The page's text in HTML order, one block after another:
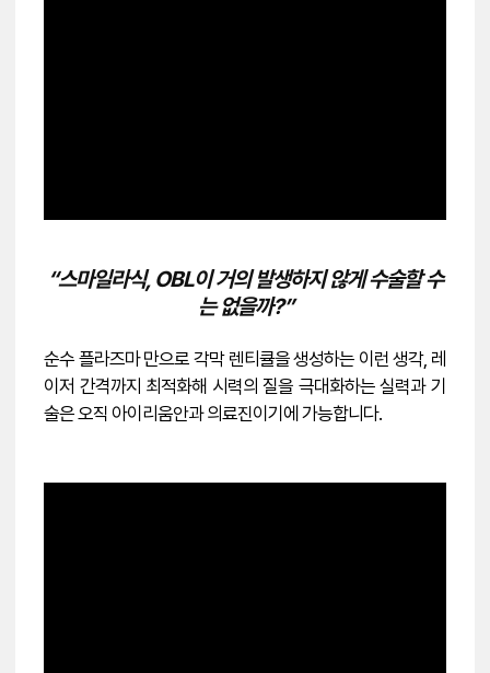
“스마일라식, OBL이 거의 발생하지 않게 수술할 수
는 없을까?”
순수 플라즈마 만으로 각막 렌티큘을 생성하는 이런 생각, 레
이저 간격까지 최적화해 시력의 질을 극대화하는 실력과 기
술은 오직 아이리움안과 의료진이기에 가능합니다.